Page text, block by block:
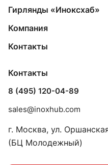
Гирлянды «Иноксхаб»
Компания
Контакты
Контакты
8 (495) 120-04-89
sales@inoxhub.com
г. Москва, ул.
(БЦ Молодежный)